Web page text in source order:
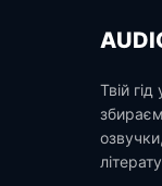
Твій